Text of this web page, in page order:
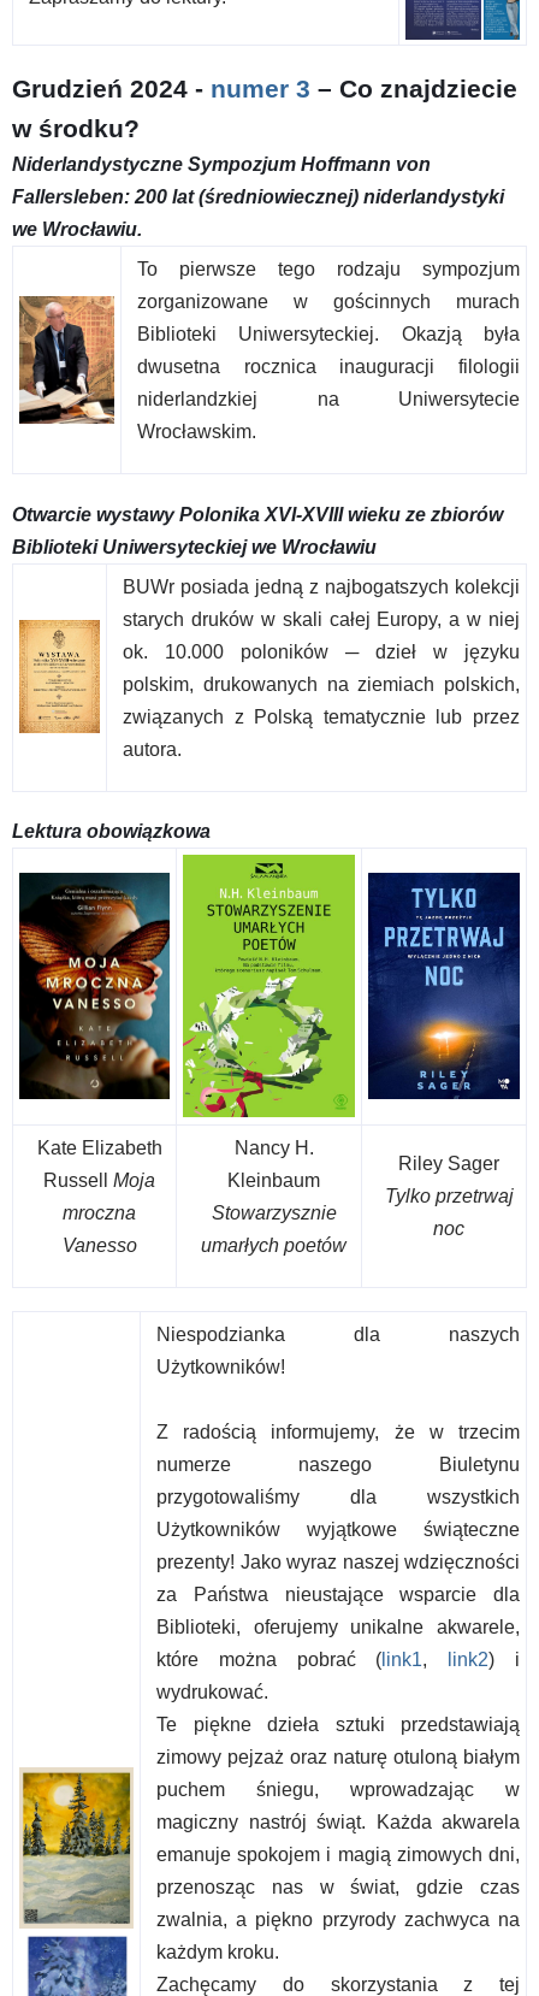
Grudzień 2024 - numer 3 – Co znajdziecie
w środku?
Niderlandystyczne Sympozjum Hoffmann von
Fallersleben: 200 lat (średniowiecznej) niderlandystyki
we Wrocławiu.
To pierwsze tego rodzaju sympozjum
zorganizowane w gościnnych murach
Biblioteki Uniwersyteckiej. Okazją była
dwusetna rocznica inauguracji filologii
niderlandzkiej na Uniwersytecie
Wrocławskim.
Otwarcie wystawy Polonika XVI-XVIII wieku ze zbiorów
Biblioteki Uniwersyteckiej we Wrocławiu
BUWr posiada jedną z najbogatszych kolekcji
starych druków w skali całej Europy, a w niej
ok. 10.000 poloników ─ dzieł w języku
polskim, drukowanych na ziemiach polskich,
związanych z Polską tematycznie lub przez
autora.
Lektura obowiązkowa
Kate Elizabeth
Russell Moja
mroczna
Vanesso
Nancy H.
Kleinbaum
Stowarzysznie
umarłych poetów
Riley Sager
Tylko przetrwaj
noc
Niespodzianka dla naszych
Użytkowników!
Z radością informujemy, że w trzecim
numerze naszego Biuletynu
przygotowaliśmy dla wszystkich
Użytkowników wyjątkowe świąteczne
prezenty! Jako wyraz naszej wdzięczności
za Państwa nieustające wsparcie dla
Biblioteki, oferujemy unikalne akwarele,
które można pobrać ( link1, link2) i
wydrukować.
Te piękne dzieła sztuki przedstawiają
zimowy pejzaż oraz naturę otuloną białym
puchem śniegu, wprowadzając w
magiczny nastrój świąt. Każda akwarela
emanuje spokojem i magią zimowych dni,
przenosząc nas w świat, gdzie czas
zwalnia, a piękno przyrody zachwyca na
każdym kroku.
Zachęcamy do skorzystania z tej